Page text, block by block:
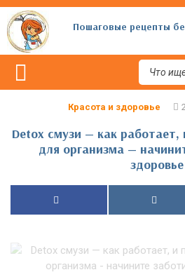
Пошаговые рецепты
Красота и здоровье
Detox смузи — как работает,
для организма —
здоровье